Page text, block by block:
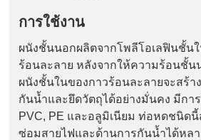
การใช้งาน
ผนังชั้นนอกผลิตจากโพลีโอเลฟินชั้น
ร้อนละลาย หลังจากให้ความร้อนชั้น
ผนังชั้นในของกาวร้อนละลายจะสร้า
กันน้ำและยึดวัตถุได้อย่างมั่นคง มีกา
PVC, PE และอลูมิเนียม ท่อหดชนิด
ซ่อมสายไฟและด้านการกันน้ำได้หลา